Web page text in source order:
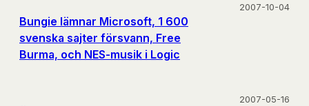
Bungie lämnar Microsoft, 1 600
svenska sajter försvann, Free
Burma, och NES-musik i Logic
2007-10-04
2007-05-16